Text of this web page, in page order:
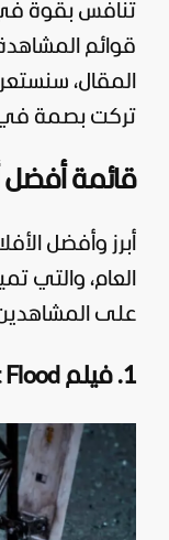
تنافس بقوة في
قوائم
المقال،
تركت بصمة في
قائمة أفضل
أبرز وأفضل
العام، والتي
على
1. فيلم The Great Flood